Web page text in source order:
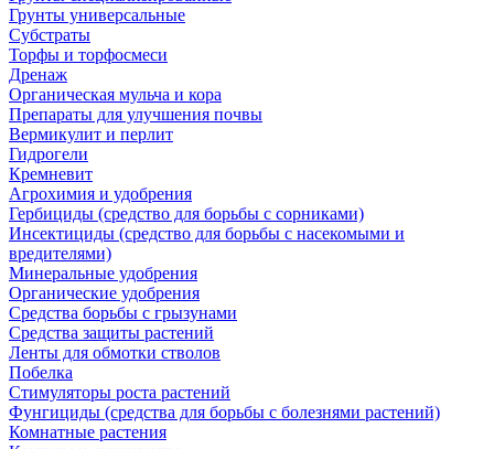
Грунты универсальные
Субстраты
Торфы и торфосмеси
Дренаж
Органическая мульча и кора
Препараты для улучшения почвы
Вермикулит и перлит
Гидрогели
Кремневит
Агрохимия и удобрения
Гербициды (средство для борьбы с сорниками)
Инсектициды (средство для борьбы с насекомыми и
вредителями)
Минеральные удобрения
Органические удобрения
Средства борьбы с грызунами
Средства защиты растений
Ленты для обмотки стволов
Побелка
Стимуляторы роста растений
Фунгициды (средства для борьбы с болезнями растений)
Комнатные растения